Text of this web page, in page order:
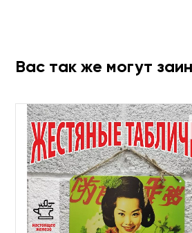
Вас так же могут